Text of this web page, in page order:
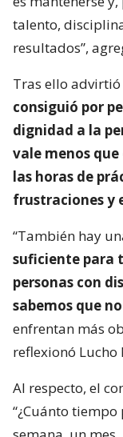
talento,
resultados”,
Tras ello advirtió
consiguió por
dignidad a la
vale menos
las horas de
frustraciones y
“También hay
suficiente para
personas con
sabemos que
enfrentan más
reflexionó Lucho
Al respecto, el
“¿Cuánto